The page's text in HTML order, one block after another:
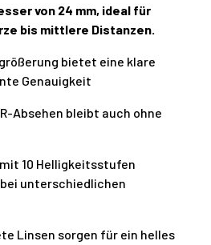
von 24 mm, ideal für
bis mittlere Distanzen.
bietet eine klare
Genauigkeit
Absehen bleibt auch ohne
10 Helligkeitsstufen
unterschiedlichen
Linsen sorgen für ein helles